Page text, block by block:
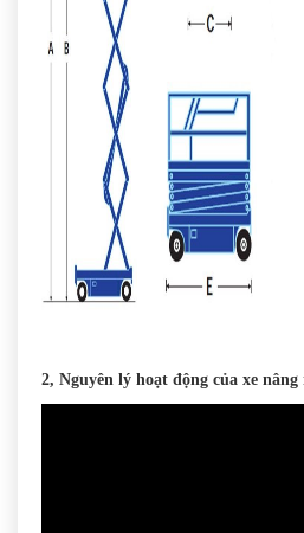
2, Nguyên lý hoạt động của xe